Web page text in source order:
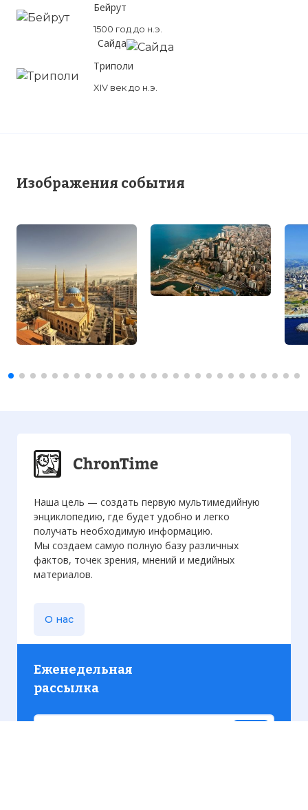
Бейрут
1500 год до н.э.
Сайда
Триполи
XIV век до н.э.
Изображения события
Наша цель — создать первую мультимедийную
энциклопедию, где будет удобно и легко
получать необходимую информацию.
Мы создаем самую полную базу различных
фактов, точек зрения, мнений и медийных
материалов.
О нас
Еженедельная
рассылка